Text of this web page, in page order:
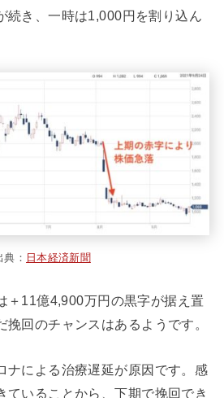
続き、一時は1,000円を割り込ん
典： 日本経済新聞
＋11億4,900万円の黒字が据え置
回のチャンスはあるようです。
ナによる治療遅延が原因です。感
ていることから、下期で挽回でき